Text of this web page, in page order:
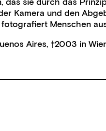
Kamera und den
Menschen
Aires, †2003 in